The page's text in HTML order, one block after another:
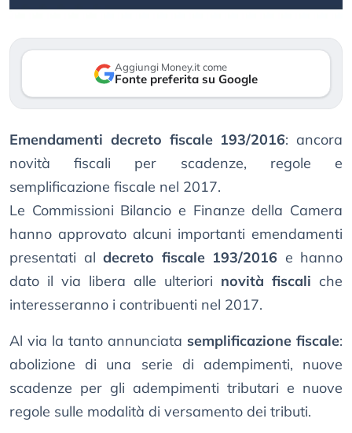
Aggiungi Money.it come
Fonte preferita su Google
Emendamenti decreto fiscale 193/2016: ancora
novità fiscali per scadenze, regole e
semplificazione fiscale nel 2017.
Le Commissioni Bilancio e Finanze della Camera
hanno approvato alcuni importanti emendamenti
presentati al decreto fiscale 193/2016 e hanno
dato il via libera alle ulteriori novità fiscali che
interesseranno i contribuenti nel 2017.
Al via la tanto annunciata semplificazione fiscale:
abolizione di una serie di adempimenti, nuove
scadenze per gli adempimenti tributari e nuove
regole sulle modalità di versamento dei tributi.